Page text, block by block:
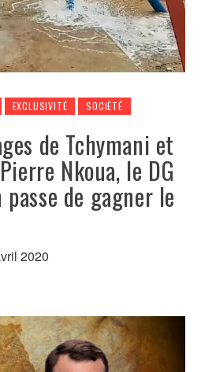
EXCLUSIVITÉ SOCIÉTÉ
de Tchymani et
Nkoua, le DG
passe de gagner le
2020